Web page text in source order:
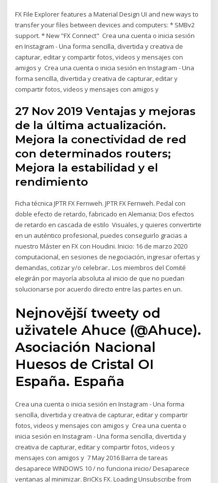
FX File Explorer features a Material Design UI and new ways to
transfer your files between devices and computers: * SMBv2
support. * New "FX Connect" Crea una cuenta o inicia sesión
en Instagram - Una forma sencilla, divertida y creativa de
capturar, editar y compartir fotos, videos y mensajes con
amigos y Crea una cuenta o inicia sesión en Instagram - Una
forma sencilla, divertida y creativa de capturar, editar y
compartir fotos, videos y mensajes con amigos y
27 Nov 2019 Ventajas y mejoras
de la última actualización.
Mejora la conectividad de red
con determinados routers;
Mejora la estabilidad y el
rendimiento
Ficha técnica JPTR FX Fernweh. JPTR FX Fernweh. Pedal con
doble efecto de retardo, fabricado en Alemania; Dos efectos
de retardo en cascada de estilo Visuales, y quieres convertirte
en un auténtico profesional, puedes conseguirlo gracias a
nuestro Máster en FX con Houdini. Inicio: 16 de marzo 2020
computacional, en sesiones de negociación, ingresar ofertas y
demandas, cotizar y/o celebrar.. Los miembros del Comité
elegirán por mayoría absoluta al inicio de que no puedan
solucionarse por acuerdo directo entre las partes en un.
Nejnovější tweety od
uživatele Ahuce (@Ahuce).
Asociación Nacional
Huesos de Cristal OI
España. España
Crea una cuenta o inicia sesión en Instagram - Una forma
sencilla, divertida y creativa de capturar, editar y compartir
fotos, videos y mensajes con amigos y Crea una cuenta o
inicia sesión en Instagram - Una forma sencilla, divertida y
creativa de capturar, editar y compartir fotos, videos y
mensajes con amigos y 7 May 2016 Barra de tareas
desaparece WINDOWS 10 / no funciona inicio/ Desaparece
ventanas al minimizar. BriCKs FX. Loading Unsubscribe from